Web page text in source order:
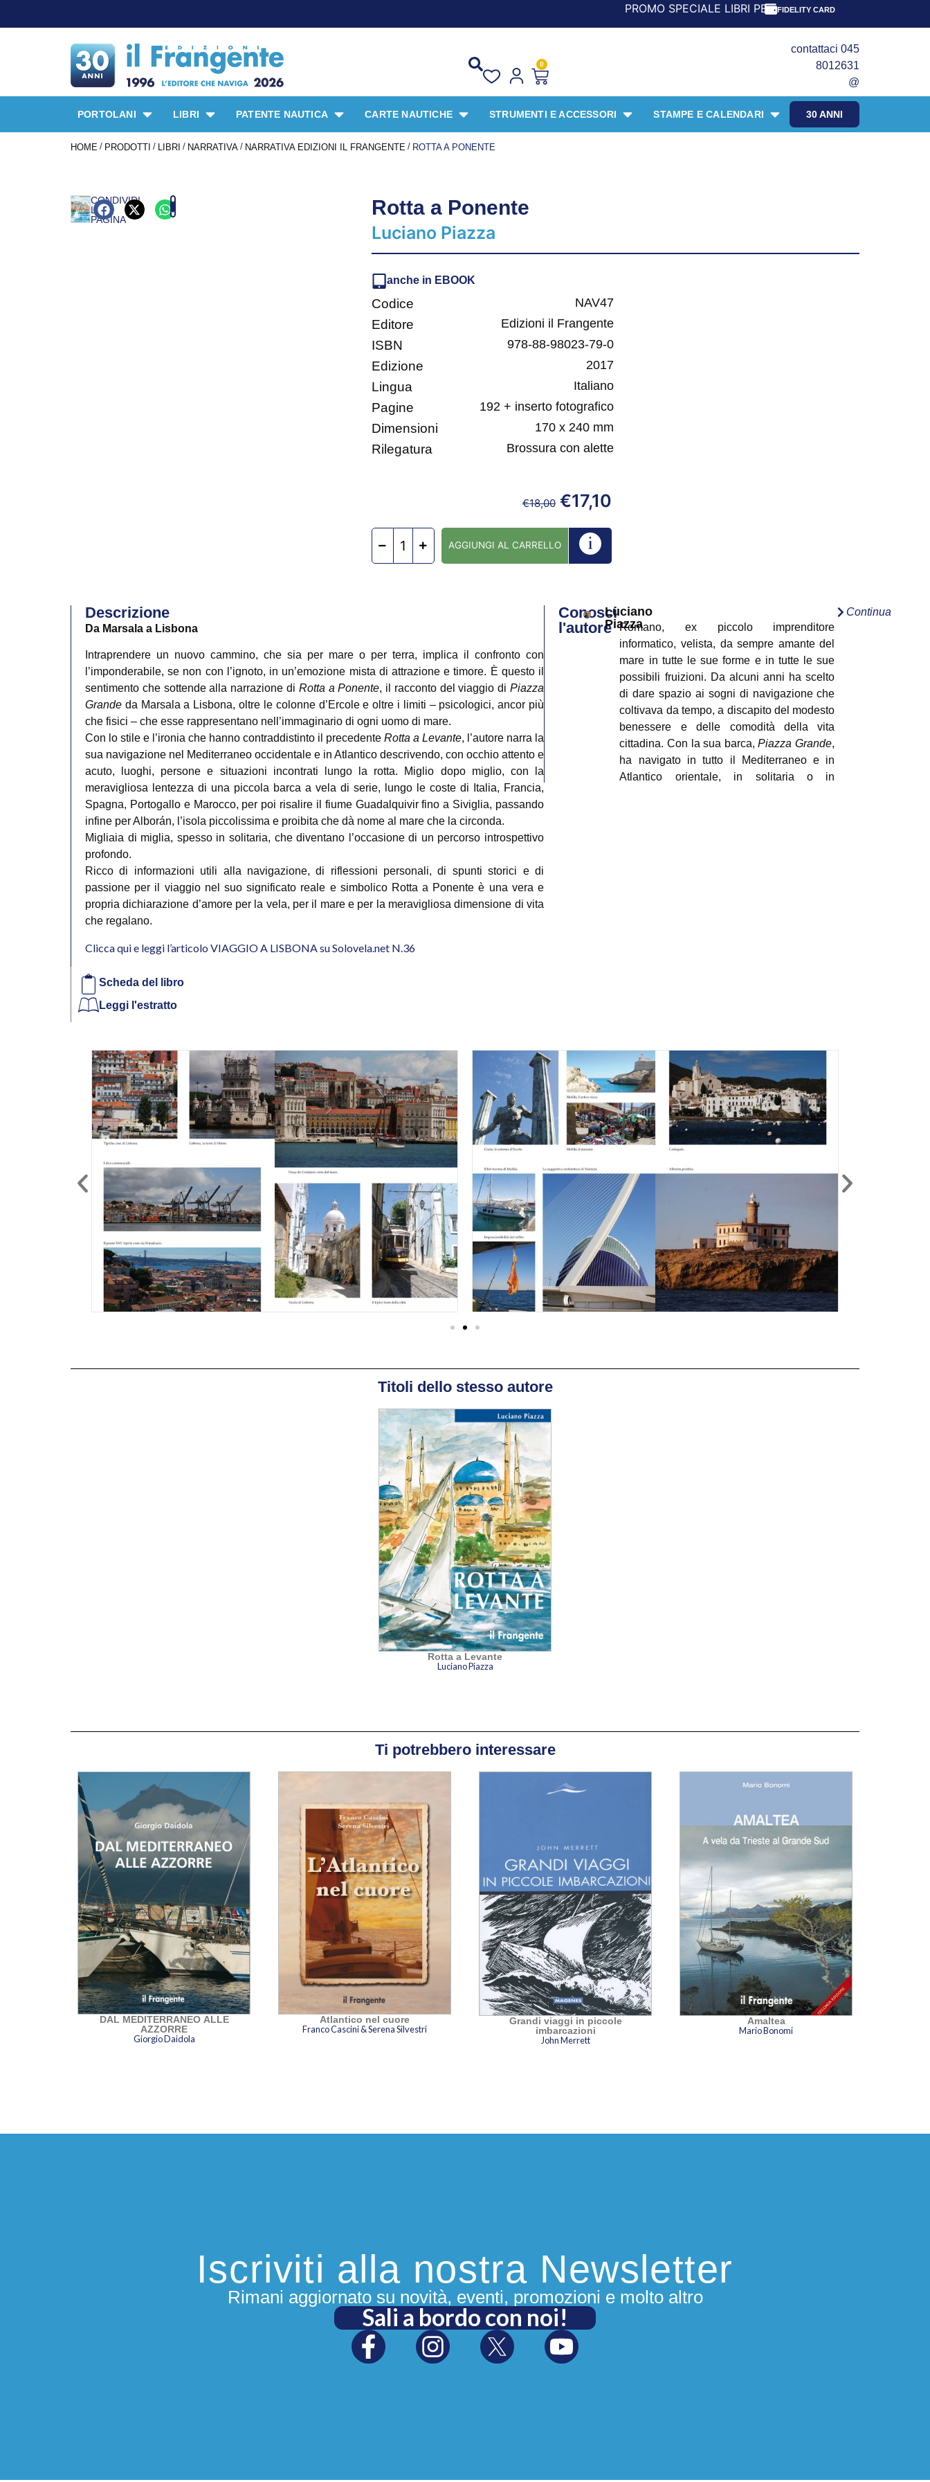
PROMO SPECIALE LIBRI PER I 30 ANNI DEL FRANGENTE! *** CON ORDINI
FIDELITY CARD
0
contattaci 045
8012631
@
30 ANNI
PORTOLANI LIBRI PATENTE NAUTICA CARTE NAUTICHE STRUMENTI E ACCESSORI STAMPE E CALENDARI
HOME / PRODOTTI / LIBRI / NARRATIVA / NARRATIVA EDIZIONI IL FRANGENTE / ROTTA A PONENTE
CONDIVIDI
LA
PAGINA
Rotta a Ponente
Luciano Piazza
anche in EBOOK
Codice NAV47
Editore Edizioni il Frangente
ISBN 978-88-98023-79-0
Edizione 2017
Lingua Italiano
Pagine 192 + inserto fotografico
Dimensioni 170 x 240 mm
Rilegatura Brossura con alette
€18,00 €17,10
AGGIUNGI AL CARRELLO
Descrizione
Da Marsala a Lisbona
Intraprendere un nuovo cammino, che sia per mare o per terra, implica il confronto con
l’imponderabile, se non con l’ignoto, in un’emozione mista di attrazione e timore. È questo il
sentimento che sottende alla narrazione di Rotta a Ponente, il racconto del viaggio diPiazza
Grande da Marsala a Lisbona, oltre le colonne d’Ercole e oltre i limiti – psicologici, ancor più
che fisici – che esse rappresentano nell’immaginario di ogni uomo di mare.
Con lo stile e l’ironia che hanno contraddistinto il precedente Rotta a Levante, l’autore narra la
sua navigazione nel Mediterraneo occidentale e in Atlantico descrivendo, con occhio attento e
acuto, luoghi, persone e situazioni incontrati lungo la rotta. Miglio dopo miglio, con la
meravigliosa lentezza di una piccola barca a vela di serie, lungo le coste di Italia, Francia,
Spagna, Portogallo e Marocco, per poi risalire il fiume Guadalquivir fino a Siviglia, passando
infine per Alborán, l’isola piccolissima e proibita che dà nome al mare che la circonda.
Migliaia di miglia, spesso in solitaria, che diventano l’occasione di un percorso introspettivo
profondo.
Ricco di informazioni utili alla navigazione, di riflessioni personali, di spunti storici e di
passione per il viaggio nel suo significato reale e simbolico Rotta a Ponente è una vera e
propria dichiarazione d’amore per la vela, per il mare e per la meravigliosa dimensione di vita
che regalano.
Clicca qui e leggi l’articolo VIAGGIO A LISBONA su Solovela.net N.36
Scheda del libro
Leggi l'estratto
Conosci
l'autore
Luciano
Piazza
Romano, ex piccolo imprenditore
informatico, velista, da sempre amante del
mare in tutte le sue forme e in tutte le sue
possibili fruizioni. Da alcuni anni ha scelto
di dare spazio ai sogni di navigazione che
coltivava da tempo, a discapito del modesto
benessere e delle comodità della vita
cittadina. Con la sua barca,Piazza Grande,
ha navigato in tutto il Mediterraneo e in
Atlantico orientale, in solitaria o in
Continua
Titoli dello stesso autore
Rotta a Levante
Luciano Piazza
Ti potrebbero interessare
DAL MEDITERRANEO ALLE
AZZORRE
Giorgio Daidola
Atlantico nel cuore
Franco Cascini & Serena Silvestri
Grandi viaggi in piccole
imbarcazioni
John Merrett
Amaltea
Mario Bonomi
Iscriviti alla nostra Newsletter
Rimani aggiornato su novità, eventi, promozioni e molto altro
Sali a bordo con noi!